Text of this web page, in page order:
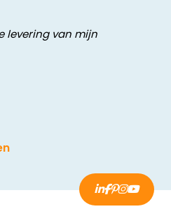
levering van mijn